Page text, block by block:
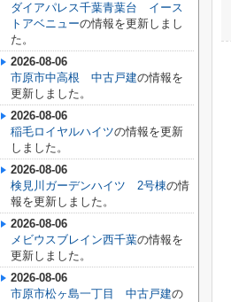
ダイアパレス千葉青葉台 イース
トアベニューの情報を更新しまし
た。
2026-08-06
市原市中高根 中古戸建の情報を
更新しました。
2026-08-06
稲毛ロイヤルハイツの情報を更新
しました。
2026-08-06
検見川ガーデンハイツ 2号棟の情
報を更新しました。
2026-08-06
メビウスブレイン西千葉の情報を
更新しました。
2026-08-06
市原市松ヶ島一丁目 中古戸建の